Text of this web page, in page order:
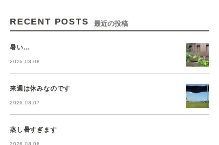
RECENT POSTS 最近の投稿
暑い…
2026.08.08
来週は休みなのです
2026.08.07
蒸し暑すぎます